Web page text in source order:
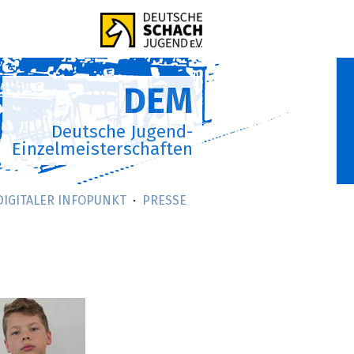
DEM
Deutsche Jugend-
Einzelmeisterschaften
INFOPUNKT PRESSE